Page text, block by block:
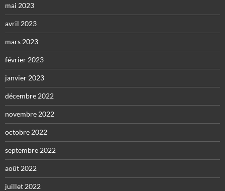
mai 2023
avril 2023
mars 2023
février 2023
janvier 2023
décembre 2022
novembre 2022
octobre 2022
septembre 2022
août 2022
juillet 2022